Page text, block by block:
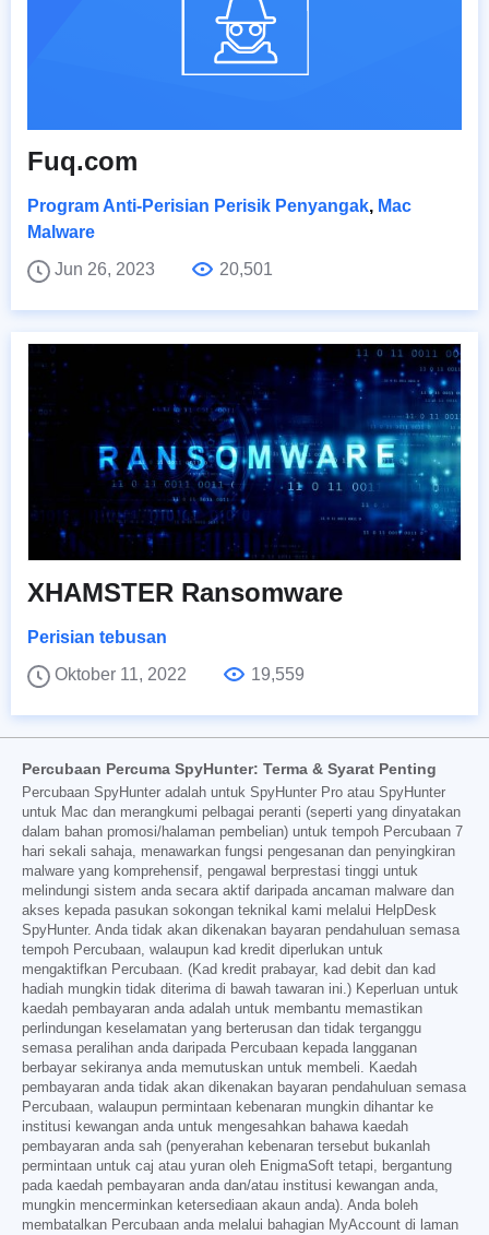
Fuq.com
Program Anti-Perisian Perisik Penyangak, Mac
Malware
Jun 26, 2023
20,501
XHAMSTER Ransomware
Perisian tebusan
Oktober 11, 2022
19,559
Percubaan Percuma SpyHunter: Terma & Syarat Penting
Percubaan SpyHunter adalah untuk SpyHunter Pro atau SpyHunter
untuk Mac dan merangkumi pelbagai peranti (seperti yang dinyatakan
dalam bahan promosi/halaman pembelian) untuk tempoh Percubaan 7
hari sekali sahaja, menawarkan fungsi pengesanan dan penyingkiran
malware yang komprehensif, pengawal berprestasi tinggi untuk
melindungi sistem anda secara aktif daripada ancaman malware dan
akses kepada pasukan sokongan teknikal kami melalui HelpDesk
SpyHunter. Anda tidak akan dikenakan bayaran pendahuluan semasa
tempoh Percubaan, walaupun kad kredit diperlukan untuk
mengaktifkan Percubaan. (Kad kredit prabayar, kad debit dan kad
hadiah mungkin tidak diterima di bawah tawaran ini.) Keperluan untuk
kaedah pembayaran anda adalah untuk membantu memastikan
perlindungan keselamatan yang berterusan dan tidak terganggu
semasa peralihan anda daripada Percubaan kepada langganan
berbayar sekiranya anda memutuskan untuk membeli. Kaedah
pembayaran anda tidak akan dikenakan bayaran pendahuluan semasa
Percubaan, walaupun permintaan kebenaran mungkin dihantar ke
institusi kewangan anda untuk mengesahkan bahawa kaedah
pembayaran anda sah (penyerahan kebenaran tersebut bukanlah
permintaan untuk caj atau yuran oleh EnigmaSoft tetapi, bergantung
pada kaedah pembayaran anda dan/atau institusi kewangan anda,
mungkin mencerminkan ketersediaan akaun anda). Anda boleh
membatalkan Percubaan anda melalui bahagian MyAccount di laman